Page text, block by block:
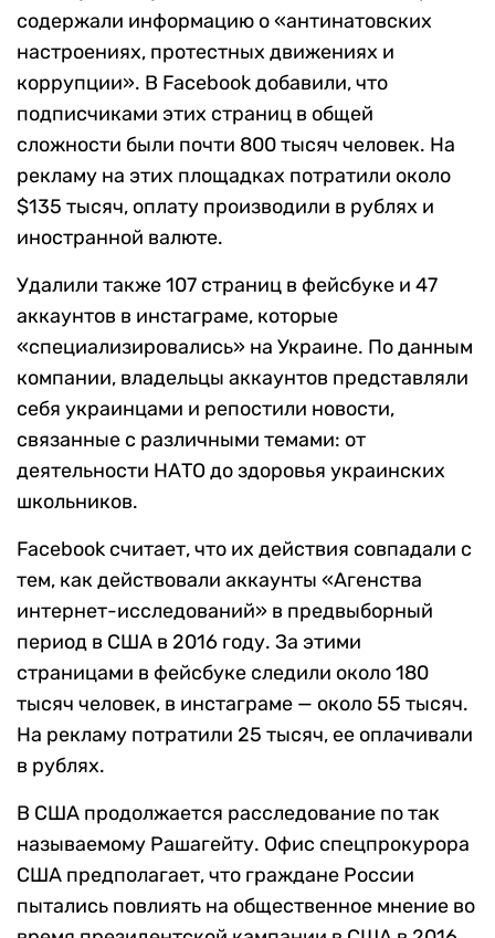
содержали информацию о «антинатовских
настроениях, протестных движениях и
коррупции». В Facebook добавили, что
подписчиками этих страниц в общей
сложности были почти 800 тысяч человек. На
рекламу на этих площадках потратили около
$135 тысяч, оплату производили в рублях и
иностранной валюте.
Удалили также 107 страниц в фейсбуке и 47
аккаунтов в инстаграме, которые
«специализировались» на Украине. По данным
компании, владельцы аккаунтов представляли
себя украинцами и репостили новости,
связанные с различными темами: от
деятельности НАТО до здоровья украинских
школьников.
Facebook считает, что их действия совпадали с
тем, как действовали аккаунты «Агенства
интернет-исследований» в предвыборный
период в США в 2016 году. За этими
страницами в фейсбуке следили около 180
тысяч человек, в инстаграме — около 55 тысяч.
На рекламу потратили 25 тысяч, ее оплачивали
в рублях.
В США продолжается расследование по так
называемому Рашагейту. Офис спецпрокурора
США предполагает, что граждане России
пытались повлиять на общественное мнение во